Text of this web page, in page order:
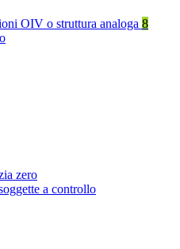
OIV o struttura analoga 8
zero
a controllo